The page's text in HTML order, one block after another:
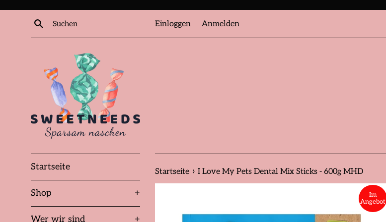
Suchen Einloggen Anmelden
Startseite
Shop +
Wer wir sind +
Startseite › I Love My Pets Dental Mix Sticks - 600g MHD
Im
Angebot